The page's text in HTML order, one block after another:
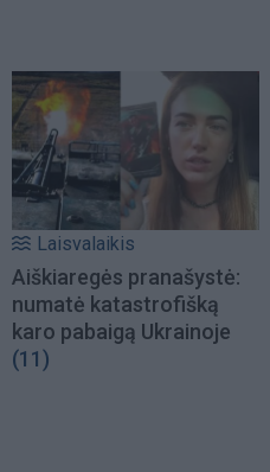
Laisvalaikis
Aiškiaregės pranašystė:
numatė katastrofišką
karo pabaigą Ukrainoje
(11)